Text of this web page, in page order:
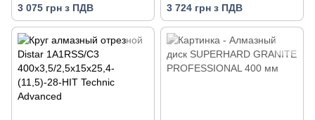
3 075 грн з ПДВ 3 724 грн з ПДВ